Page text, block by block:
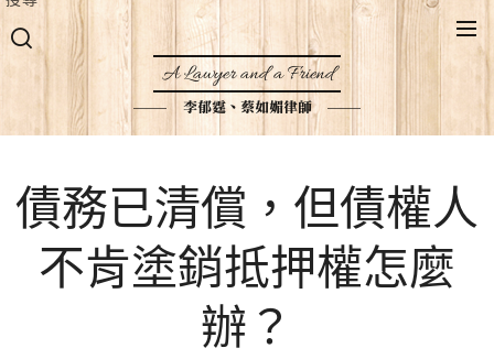
A Lawyer and a Friend
李郁霆、蔡如媚律師
債務已清償，但債權人
不肯塗銷抵押權怎麼
辦？